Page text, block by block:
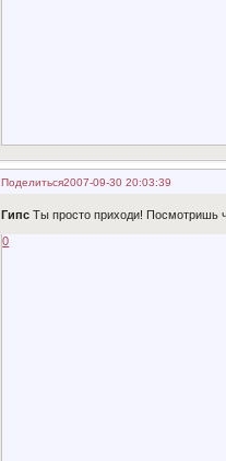
Поделиться2007-09-30 20:03:39
ГипсТы просто приходи! Посмотришь
0